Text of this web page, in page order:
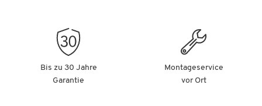
Bis zu 30 Jahre
Garantie
Montageservice
vor Ort